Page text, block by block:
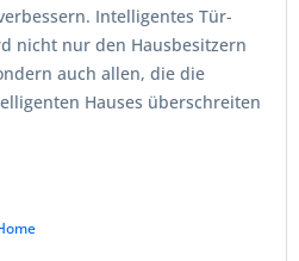
Intelligentes Tür-
nicht nur den Hausbesitzern
auch allen, die die
Hauses überschreiten